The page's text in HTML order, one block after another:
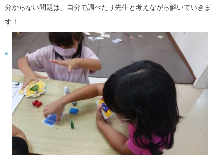
分からない問題は、自分で調べたり先生と考えながら解いていきま
す！